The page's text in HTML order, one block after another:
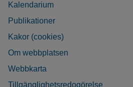
Kalendarium
Publikationer
Kakor (cookies)
Om webbplatsen
Webbkarta
Tillgänglighetsredogörelse